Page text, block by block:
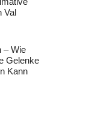
Val
– Wie
Gelenke
Kann